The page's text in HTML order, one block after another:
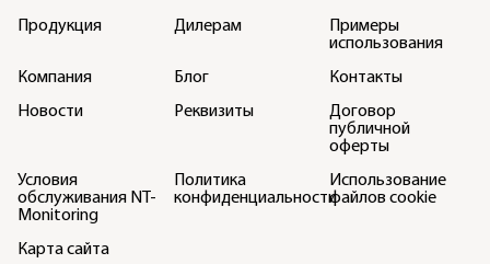
Продукция Дилерам
Примеры
использования
Компания
Блог
Контакты
Новости
Реквизиты
Договор
публичной
оферты
Условия
обслуживания NT-
Monitoring
Политика
конфиденциальности
Использование
файлов cookie
Карта сайта